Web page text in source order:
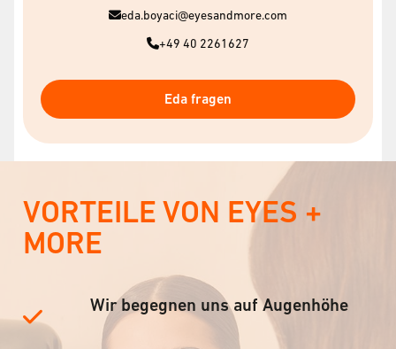
eda.boyaci@eyesandmore.com
+49 40 2261627
Eda fragen
VORTEILE VON EYES +
MORE
Wir begegnen uns auf Augenhöhe